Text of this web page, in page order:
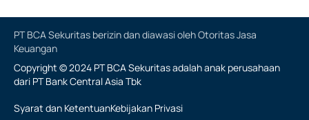
PT BCA Sekuritas berizin dan diawasi oleh Otoritas Jasa
Keuangan
Copyright © 2024 PT BCA Sekuritas adalah anak perusahaan
dari PT Bank Central Asia Tbk
Syarat dan KetentuanKebijakan Privasi